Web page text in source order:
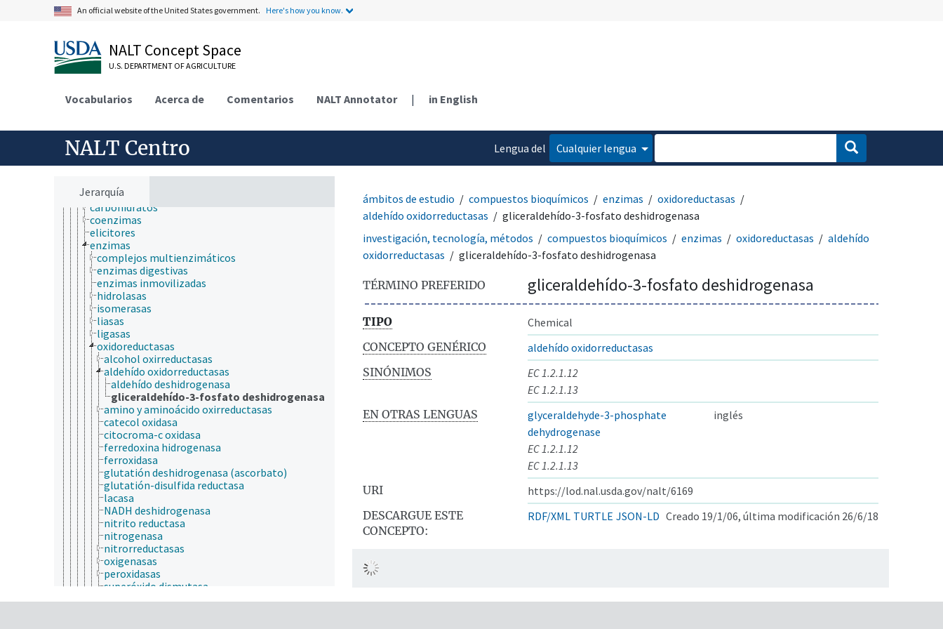
An official website of the United States government. Here's how you know.
NALT Concept Space
U.S. DEPARTMENT OF AGRICULTURE
Vocabularios Acerca de Comentarios NALT Annotator | in English
NALT Centro
Lengua del
Cualquier lengua
Jerarquía
ambiente
apicultura
biología celular
biología de los insectos
biología evolutiva
bioquímica
bioacumulación
biotransformación
compuestos bioquímicos
ácidos nucléicos, nucleósidos y nucleótidos
aminoácidos, péptidos y proteínas
biopolímero
carbohidratos
coenzimas
elicitores
enzimas
complejos multienzimáticos
enzimas digestivas
enzimas inmovilizadas
hidrolasas
isomerasas
liasas
ligasas
oxidoreductasas
alcohol oxirreductasas
aldehído oxidorreductasas
aldehído deshidrogenasa
gliceraldehído-3-fosfato deshidrogenasa
amino y aminoácido oxirreductasas
catecol oxidasa
citocroma-c oxidasa
ferredoxina hidrogenasa
ferroxidasa
glutatión deshidrogenasa (ascorbato)
glutatión-disulfida reductasa
lacasa
NADH deshidrogenasa
nitrito reductasa
nitrogenasa
nitrorreductasas
oxigenasas
peroxidasas
superóxido dismutasa
transferasas
ámbitos de estudio compuestos bioquímicos enzimas
oxidoreductasas
aldehído oxidorreductasas
gliceraldehído-3-fosfato deshidrogenasa
investigación, tecnología, métodos
compuestos bioquímicos enzimas oxidoreductasas
aldehído
oxidorreductasas
gliceraldehído-3-fosfato deshidrogenasa
TÉRMINO PREFERIDO gliceraldehído-3-fosfato deshidrogenasa
TIPO
Chemical
CONCEPTO GENÉRICO
aldehído oxidorreductasas
SINÓNIMOS
EC 1.2.1.12
EC 1.2.1.13
EN OTRAS LENGUAS
glyceraldehyde-3-phosphate
dehydrogenase
inglés
EC 1.2.1.12
EC 1.2.1.13
URI
https://lod.nal.usda.gov/nalt/6169
DESCARGUE ESTE
CONCEPTO:
RDF/XML TURTLE JSON-LD Creado 19/1/06, última modificación 26/6/18